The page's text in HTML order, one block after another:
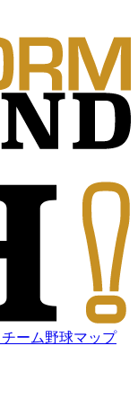
チーム野球マップ